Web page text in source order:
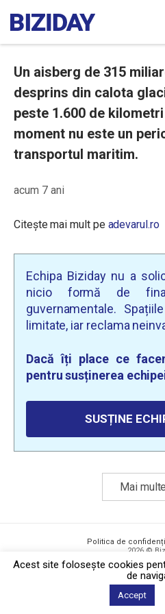
Un aisberg de 315
desprins din calota
peste 1.600 de
moment nu este un
transportul maritim.
acum 7 ani
Citește mai mult pe adevarul.ro
Echipa Biziday nu a
nicio formă de
guvernamentale.
limitate, iar reclama
Dacă îți place ce
pentru susținerea
SUSȚINE
Mai
Politica de
2026 ©
Acest site foloseşte cookies
de
Accept